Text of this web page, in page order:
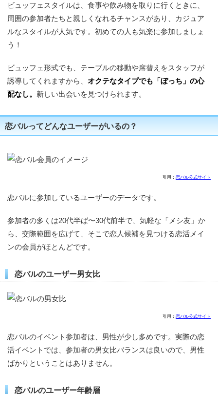
ビュッフェスタイルは、食事や飲み物を取りに行くときに、
周囲の参加者たちと親しくなれるチャンスがあり、カジュア
ルなスタイルが人気です。初めての人も気楽に参加しましょ
う！
ビュッフェ形式でも、テーブルの移動や席替えをスタッフが
誘導してくれますから、 オクテなタイプでも「ぼっち」の心
配なし。 新しい出会いを見つけられます。
恋バルってどんなユーザーがいるの？
引用： 恋バル公式サイト
恋バルに参加しているユーザーのデータです。
参加者の多くは20代半ば〜30代前半で、気軽な「メシ友」か
ら、交際範囲を広げて、そこで恋人候補を見つける恋活メイ
ンの会員がほとんどです。
恋バルのユーザー男女比
引用： 恋バル公式サイト
恋バルのイベント参加者は、男性が少し多めです。実際の恋
活イベントでは、参加者の男女比バランスは良いので、男性
ばかりということはありません。
恋バルのユーザー年齢層